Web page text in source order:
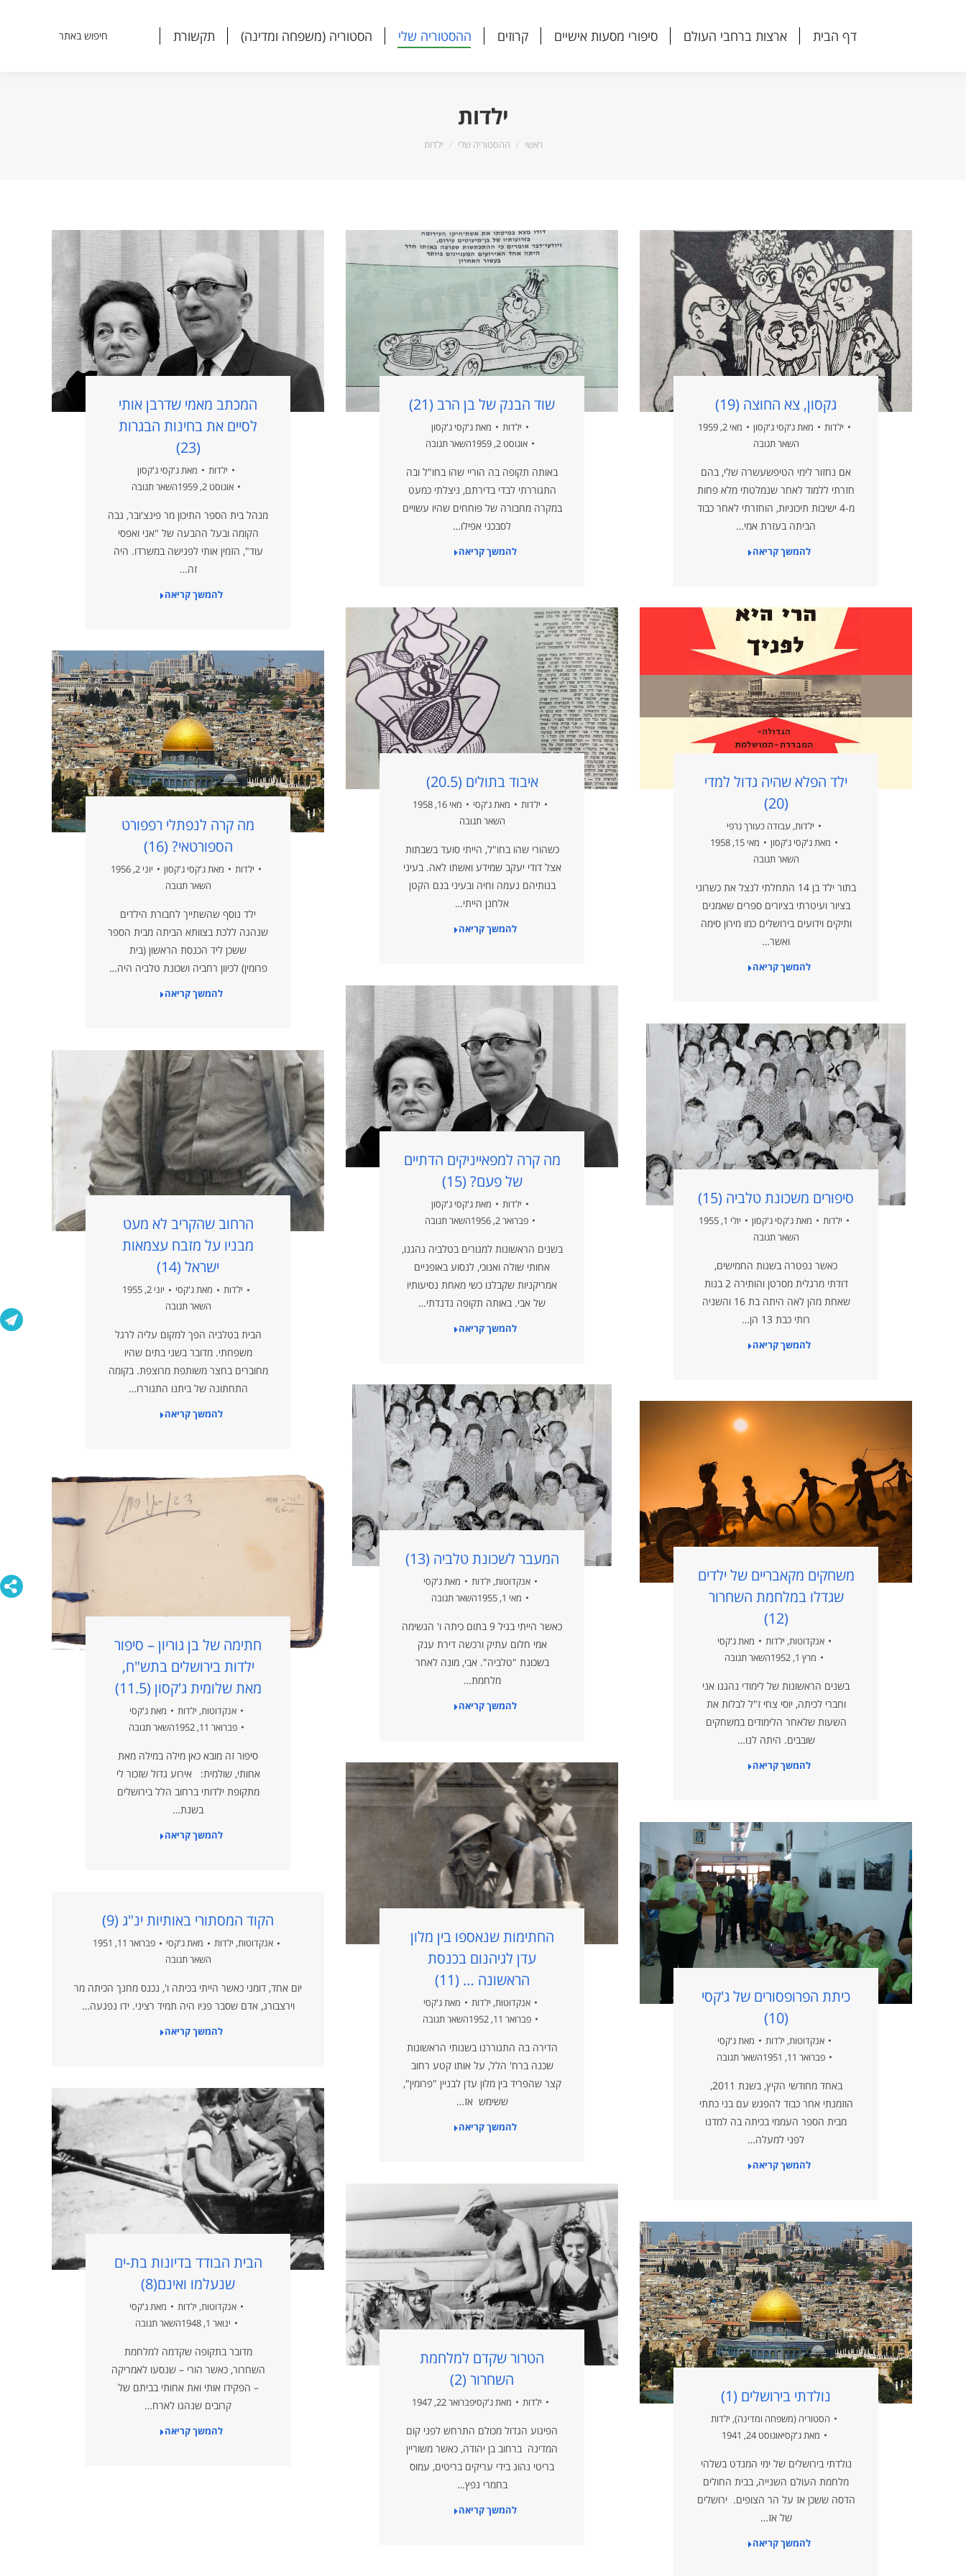
דף הבית ארצות ברחבי העולם סיפורי מסעות אישיים קרוזים ההסטוריה שלי הסטוריה (משפחה ומדינה) תקשורת Search:
חיפוש באתר
ילדות
הנך נמצא כאן:
ראשי ההסטוריה שלי ילדות
המכתב מאמי שדרבן אותי
לסיים את בחינות הבגרות
(23)
ילדות מאתג'קסי ג'קסון
אוגוסט 2, 1959
השאר תגובה
מנהל בית הספר התיכון מר פינצ'ובר, גבה
הקומה ובעל ההבעה של "אני ואפסי
עוד", הזמין אותי לפגישה במשרדו. היה
זה…
להמשך קריאה
שוד הבנק של בן הרב (21)
ילדות מאתג'קסי ג'קסון
אוגוסט 2, 1959
השאר תגובה
באותה תקופה בה הוריי שהו בחו"ל ובה
התגוררתי לבדי בדירתם, ניצלתי כמעט
במקרה מחבורה של פוחחים שהיו עשויים
לסבכני אפילו…
להמשך קריאה
גקסון, צא החוצה (19)
ילדות מאתג'קסי ג'קסון
מאי 2, 1959
השאר תגובה
אם נחזור לימי הטיפשעשרה שלי, בהם
חזרתי ללמוד לאחר שנמלטתי מלא פחות
מ-4 ישיבות תיכוניות, הוחזרתי לאחר כבוד
הביתה בעזרת אמי…
להמשך קריאה
איבוד בתולים (20.5)
ילדות מאתג'קסי
מאי 16, 1958
השאר תגובה
כשהורי שהו בחו"ל, הייתי סועד בשבתות
אצל דודי יעקב שמידע ואשתו לאה. בעיני
בנותיהם נעמה וחיה ובעיני בנם הקטן
אלחנן הייתי…
להמשך קריאה
ילד הפלא שהיה גדול למדי
(20)
ילדות, עבודה כעורך גרפי
מאתג'קסי ג'קסון
מאי 15, 1958
השאר תגובה
בתור ילד בן 14 התחלתי לנצל את כשרוני
בציור ועיטרתי בציורים ספרים שאמנים
ותיקים וידועים בירושלים כמו מירון סימה
ואשר…
להמשך קריאה
מה קרה לנפתלי רפפורט
הספורטאי? (16)
ילדות מאתג'קסי ג'קסון
יוני 2, 1956
השאר תגובה
ילד נוסף שהשתייך לחבורת הילדים
שנהגה ללכת בצוותא הביתה מבית הספר
ששכן ליד הכנסת הראשון (בית
פרומין) לכיוון רחביה ושכונת טלביה היה…
להמשך קריאה
מה קרה למפאייניקים הדתיים
של פעם? (15)
ילדות מאתג'קסי ג'קסון
פברואר 2, 1956
השאר תגובה
בשנים הראשונות למגורים בטלביה נהגנו,
אחותי שולה ואנוכי, לנסוע באופניים
אמריקניות שקבלנו כשי מאחת נסיעותיו
של אבי. באותה תקופה נדנדתי…
להמשך קריאה
סיפורים משכונת טלביה (15)
ילדות מאתג'קסי ג'קסון
יולי 1, 1955
השאר תגובה
כאשר נפטרה בשנות החמישים,
דודתי מרגלית מסרטן והותירה 2 בנות
שאחת מהן לאה היתה בת 16 והשניה
רותי כבת 13 הן…
להמשך קריאה
הרחוב שהקריב לא מעט
מבניו על מזבח עצמאות
ישראל (14)
ילדות מאתג'קסי
יוני 2, 1955
השאר תגובה
הבית בטלביה הפך למקום עליה לרגל
משפחתי. מדובר בשני בתים שהיו
מחוברים בחצר משותפת מרוצפת. בקומה
התחתונה של ביתנו התגוררו…
להמשך קריאה
המעבר לשכונת טלביה (13)
אנקדוטות, ילדות מאתג'קסי
מאי 1, 1955
השאר תגובה
כאשר הייתי בגיל 9 בתום כיתה ו' הגשימה
אמי חלום עתיק ורכשה דירת ענק
בשכונת "טלביה". אבי, מונה לאחר
מלחמת…
להמשך קריאה
משחקים מקאבריים של ילדים
שגדלו במלחמת השחרור
(12)
אנקדוטות, ילדות מאתג'קסי
מרץ 1, 1952
השאר תגובה
בשנים הראשונות של לימודי נהגנו אני
וחברי לכיתה, יוסי צחי ז"ל לבלות את
השעות שלאחר הלימודים במשחקים
שובבים. היתה לנו…
להמשך קריאה
חתימה של בן גוריון – סיפור
ילדות בירושלים בתש"ח,
מאת שלומית ג'קסון (11.5)
אנקדוטות, ילדות מאתג'קסי
פברואר 11, 1952
השאר תגובה
סיפור זה מובא כאן מילה במילה מאת
אחותי, שולמית: אירוע גדול שזכור לי
מתקופת ילדותי ברחוב הלל בירושלים
בשנת…
להמשך קריאה
החתימות שנאספו בין מלון
עדן לגיהנום בכנסת
הראשונה … (11)
אנקדוטות, ילדות מאתג'קסי
פברואר 11, 1952
השאר תגובה
הדירה בה התגוררנו בשנותי הראשונות
שכנה ברח' הלל, על אותו קטע רחוב
קצר שהפריד בין מלון עדן לבניין "פרומין",
ששימש אז…
להמשך קריאה
כיתת הפרופסורים של ג'קסי
(10)
אנקדוטות, ילדות מאתג'קסי
פברואר 11, 1951
השאר תגובה
באחד מחודשי הקיץ, בשנת 2011,
הוזמנתי אחר כבוד להפגש עם בני כתתי
מבית הספר העממי בכיתה בה למדנו
לפני למעלה…
להמשך קריאה
הקוד המסתורי באותיות ינ"ג (9)
אנקדוטות, ילדות מאתג'קסי
פברואר 11, 1951
השאר תגובה
יום אחד, דומני כאשר הייתי בכיתה ו', נכנס מחנך הכיתה מר
וירצבורג, אדם שסבר פניו היה תמיד רציני. ידו נפגעה…
להמשך קריאה
הבית הבודד בדיונות בת-ים
שנעלמו ואינם(8)
אנקדוטות, ילדות מאתג'קסי
ינואר 1, 1948
השאר תגובה
מדובר בתקופה שקדמה למלחמת
השחרור, כאשר הורי – שנסעו לאמריקה
– הפקידו אותי ואת אחותי בביתם של
קרובים שנהגו לארח…
להמשך קריאה
הטרור שקדם למלחמת
השחרור (2)
ילדות מאתג'קסיפברואר 22, 1947
הפיגוע הגדול מכולם התרחש לפני קום
המדינה ברחוב בן יהודה, כאשר משוריין
בריטי נהוג בידי עריקים בריטים, עמוס
בחמרי נפץ…
להמשך קריאה
נולדתי בירושלים (1)
הסטוריה (משפחה ומדינה), ילדות
מאתג'קסיאוגוסט 24, 1941
נולדתי בירושלים של ימי המנדט בשלהי
מלחמת העולם השנייה, בבית החולים
הדסה ששכן אז על הר הצופים. ירושלים
של אז…
להמשך קריאה